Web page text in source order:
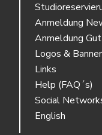
Anmeldung
Anmeldung
Logos &
Links
Help (FAQ´s)
Social
English